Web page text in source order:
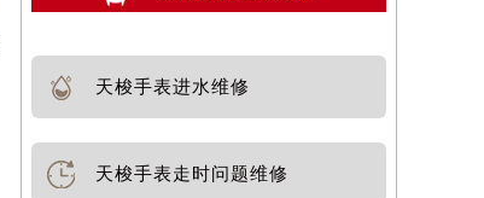
天梭手表进水维修
天梭手表走时问题维修